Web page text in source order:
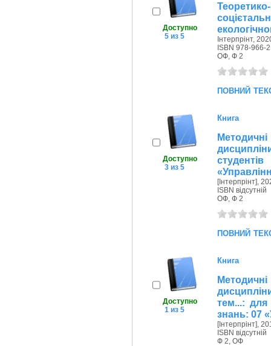
Доступно
5 из 5
Інтерпрінт,
ISBN 978-966-
ОФ, Ф 2
повний
Доступно
3 из 5
Книга
[Інтерпрінт],
ISBN відсутній
ОФ, Ф 2
повний
Доступно
1 из 5
Книга
тем...: для
знань: 07
[Інтерпрінт],
ISBN відсутній
Ф 2, ОФ